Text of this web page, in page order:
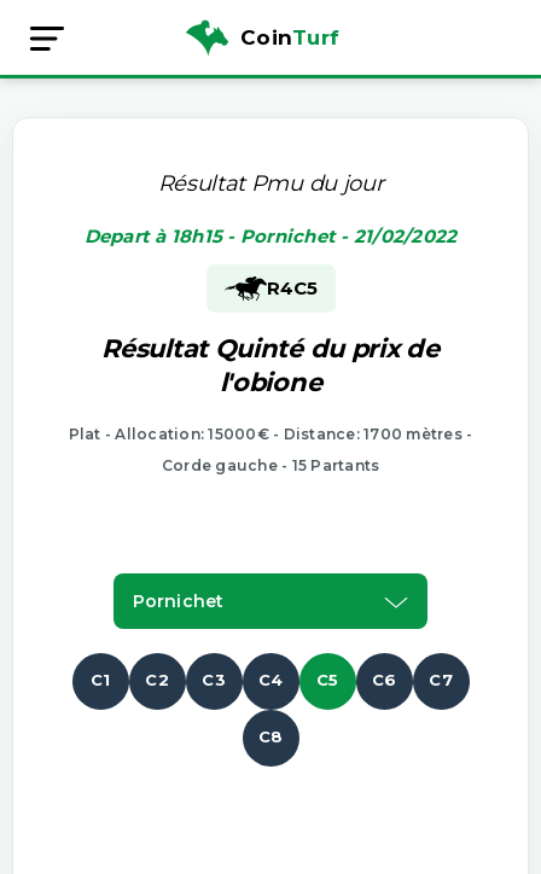
CoinTurf
Résultat Pmu du jour
Depart à 18h15 - Pornichet - 21/02/2022
R4C5
Résultat Quinté du prix de
l'obione
Plat - Allocation: 15000€ - Distance: 1700 mètres -
Corde gauche - 15 Partants
Pornichet
C1 C2 C3 C4 C5 C6 C7
C8